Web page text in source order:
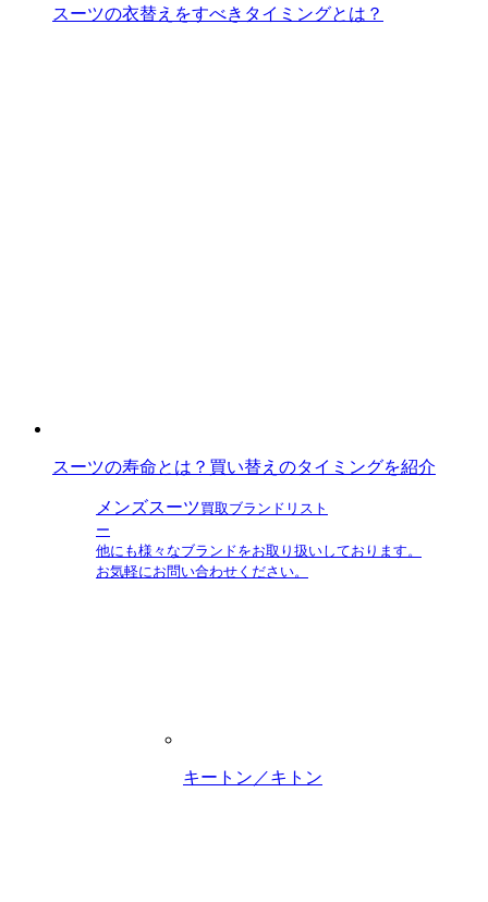
スーツの衣替えをすべきタイミングとは？
スーツの寿命とは？買い替えのタイミングを紹介
メンズスーツ買取ブランドリスト
ー
他にも様々なブランドをお取り扱いしております。
お気軽にお問い合わせください。
キートン／キトン